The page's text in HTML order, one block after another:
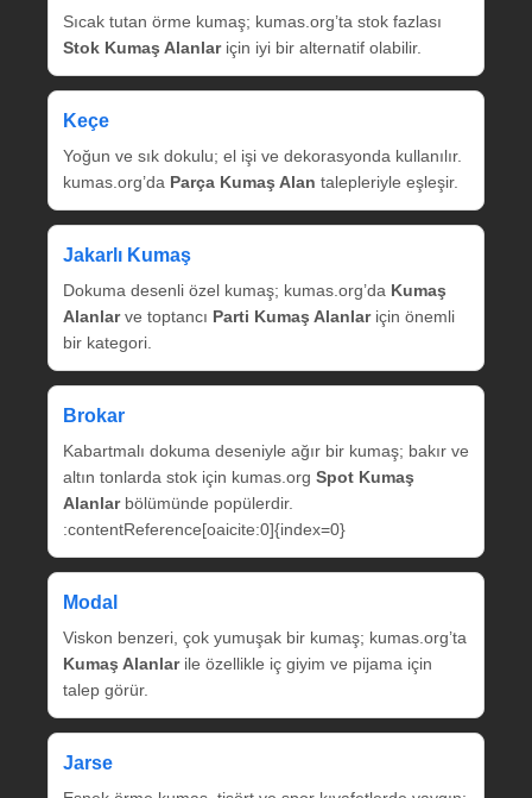
Sıcak tutan örme kumaş; kumas.org’ta stok fazlası
Stok Kumaş Alanlariçin iyi bir alternatif olabilir.
Keçe
Yoğun ve sık dokulu; el işi ve dekorasyonda kullanılır.
kumas.org’da Parça Kumaş Alan talepleriyle eşleşir.
Jakarlı Kumaş
Dokuma desenli özel kumaş; kumas.org’da Kumaş
Alanlarve toptancı Parti Kumaş Alanlariçin önemli
bir kategori.
Brokar
Kabartmalı dokuma deseniyle ağır bir kumaş; bakır ve
altın tonlarda stok için kumas.org Spot Kumaş
Alanlarbölümünde popülerdir.
:contentReference[oaicite:0]{index=0}
Modal
Viskon benzeri, çok yumuşak bir kumaş; kumas.org’ta
Kumaş Alanlarile özellikle iç giyim ve pijama için
talep görür.
Jarse